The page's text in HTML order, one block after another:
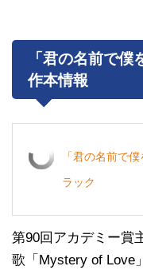
「君の名前で
作本情報
「君の名前で
ラック
第90回アカデミー賞
歌「Mystery of Love